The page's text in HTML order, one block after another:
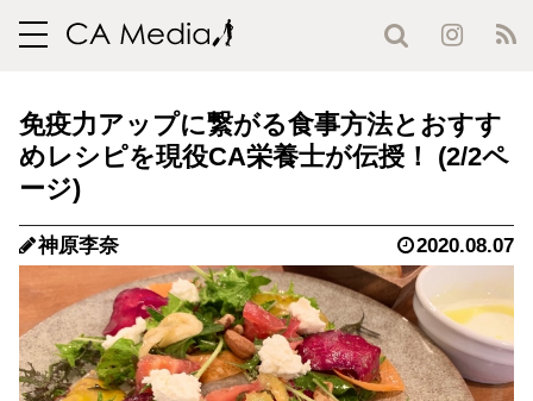
toggle
免疫力アップに繋がる食事方法とおすす
めレシピを現役CA栄養士が伝授！ (2/2ペ
ージ)
神原李奈 2020.08.07